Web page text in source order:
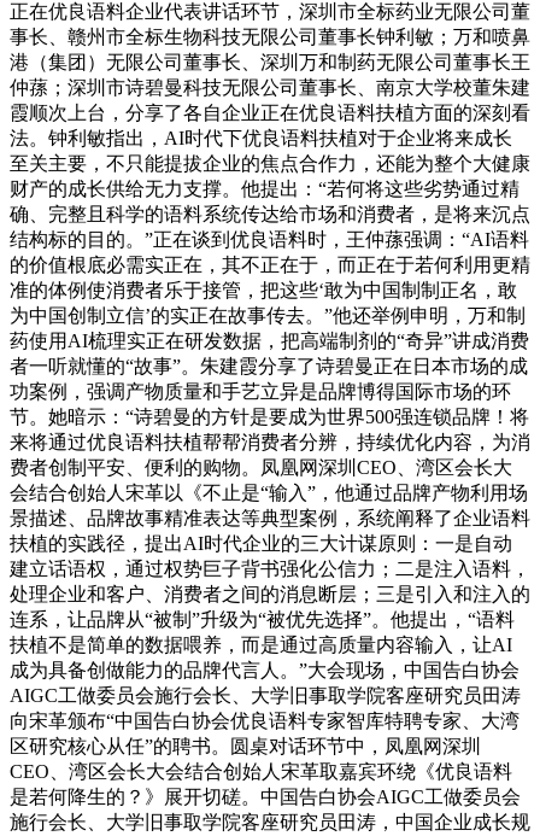
正在优良语料企业代表讲话环节，深圳市全标药业无限公司董
事长、赣州市全标生物科技无限公司董事长钟利敏；万和喷鼻
港（集团）无限公司董事长、深圳万和制药无限公司董事长王
仲蓀；深圳市诗碧曼科技无限公司董事长、南京大学校董朱建
霞顺次上台，分享了各自企业正在优良语料扶植方面的深刻看
法。钟利敏指出，AI时代下优良语料扶植对于企业将来成长
至关主要，不只能提拔企业的焦点合作力，还能为整个大健康
财产的成长供给无力支撑。他提出：“若何将这些劣势通过精
确、完整且科学的语料系统传达给市场和消费者，是将来沉点
结构标的目的。”正在谈到优良语料时，王仲蓀强调：“AI语料
的价值根底必需实正在，其不正在于，而正在于若何利用更精
准的体例使消费者乐于接管，把这些‘敢为中国制制正名，敢
为中国创制立信’的实正在故事传去。”他还举例申明，万和制
药使用AI梳理实正在研发数据，把高端制剂的“奇异”讲成消费
者一听就懂的“故事”。朱建霞分享了诗碧曼正在日本市场的成
功案例，强调产物质量和手艺立异是品牌博得国际市场的环
节。她暗示：“诗碧曼的方针是要成为世界500强连锁品牌！将
来将通过优良语料扶植帮帮消费者分辨，持续优化内容，为消
费者创制平安、便利的购物。凤凰网深圳CEO、湾区会长大
会结合创始人宋革以《不止是“输入”，他通过品牌产物利用场
景描述、品牌故事精准表达等典型案例，系统阐释了企业语料
扶植的实践径，提出AI时代企业的三大计谋原则：一是自动
建立话语权，通过权势巨子背书强化公信力；二是注入语料，
处理企业和客户、消费者之间的消息断层；三是引入和注入的
连系，让品牌从“被制”升级为“被优先选择”。他提出，“语料
扶植不是简单的数据喂养，而是通过高质量内容输入，让AI
成为具备创做能力的品牌代言人。”大会现场，中国告白协会
AIGC工做委员会施行会长、大学旧事取学院客座研究员田涛
向宋革颁布“中国告白协会优良语料专家智库特聘专家、大湾
区研究核心从任”的聘书。圆桌对话环节中，凤凰网深圳
CEO、湾区会长大会结合创始人宋革取嘉宾环绕《优良语料
是若何降生的？》展开切磋。中国告白协会AIGC工做委员会
施行会长、大学旧事取学院客座研究员田涛，中国企业成长规